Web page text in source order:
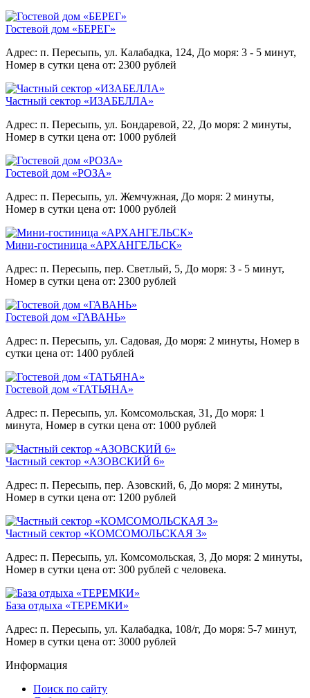
Гостевой дом «БЕРЕГ»
Адрес: п. Пересыпь, ул. Калабадка, 124, До моря: 3 - 5 минут,
Номер в сутки цена от: 2300 рублей
Частный сектор «ИЗАБЕЛЛА»
Адрес: п. Пересыпь, ул. Бондаревой, 22, До моря: 2 минуты,
Номер в сутки цена от: 1000 рублей
Гостевой дом «РОЗА»
Адрес: п. Пересыпь, ул. Жемчужная, До моря: 2 минуты,
Номер в сутки цена от: 1000 рублей
Мини-гостиница «АРХАНГЕЛЬСК»
Адрес: п. Пересыпь, пер. Светлый, 5, До моря: 3 - 5 минут,
Номер в сутки цена от: 2300 рублей
Гостевой дом «ГАВАНЬ»
Адрес: п. Пересыпь, ул. Садовая, До моря: 2 минуты, Номер в
сутки цена от: 1400 рублей
Гостевой дом «ТАТЬЯНА»
Адрес: п. Пересыпь, ул. Комсомольская, 31, До моря: 1
минута, Номер в сутки цена от: 1000 рублей
Частный сектор «АЗОВСКИЙ 6»
Адрес: п. Пересыпь, пер. Азовский, 6, До моря: 2 минуты,
Номер в сутки цена от: 1200 рублей
Частный сектор «КОМСОМОЛЬСКАЯ 3»
Адрес: п. Пересыпь, ул. Комсомольская, 3, До моря: 2 минуты,
Номер в сутки цена от: 300 рублей с человека.
База отдыха «ТЕРЕМКИ»
Адрес: п. Пересыпь, ул. Калабадка, 108/г, До моря: 5-7 минут,
Номер в сутки цена от: 3000 рублей
Информация
Поиск по сайту